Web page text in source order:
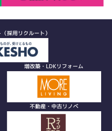
採用リクルート）
増改築・LDKリフォーム
不動産・中古リノベ